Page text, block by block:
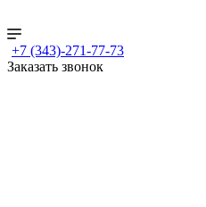
+7 (343)-271-77-73
Заказать звонок